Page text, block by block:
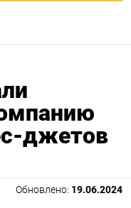
джетов
Обновлено: 19.06.2024